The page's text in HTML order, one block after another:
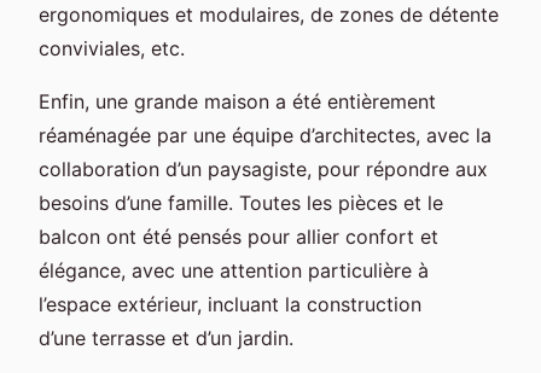
ergonomiques et modulaires, de zones de détente
conviviales, etc.
Enfin, une grande maison a été entièrement
réaménagée par une équipe d’architectes, avec la
collaboration d’un paysagiste, pour répondre aux
besoins d’une famille. Toutes les pièces et le
balcon ont été pensés pour allier confort et
élégance, avec une attention particulière à
l’espace extérieur, incluant la construction
d’une terrasse et d’un jardin.